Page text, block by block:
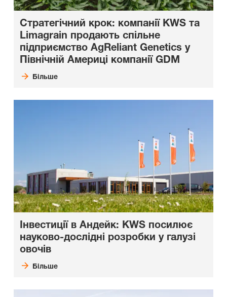
Стратегічний крок: компанії KWS та
Limagrain продають спільне
підприємство AgReliant Genetics у
Північній Америці компанії GDM
Більше
Інвестиції в Андейк: KWS посилює
науково-дослідні розробки у галузі
овочів
Більше